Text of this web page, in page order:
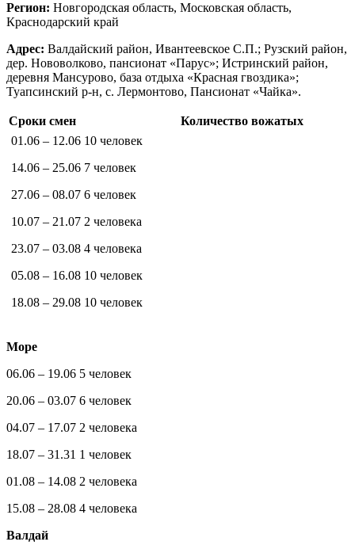
Регион: Новгородская область, Московская область,
Краснодарский край
Адрес: Валдайский район, Ивантеевское С.П.; Рузский район,
дер. Нововолково, пансионат «Парус»; Истринский район,
деревня Мансурово, база отдыха «Красная гвоздика»;
Туапсинский р-н, с. Лермонтово, Пансионат «Чайка».
Сроки смен
Количество вожатых
01.06 – 12.06
14.06 – 25.06
27.06 – 08.07
10.07 – 21.07
23.07 – 03.08
05.08 – 16.08
18.08 – 29.08
10 человек
7 человек
6 человек
2 человека
4 человека
10 человек
10 человек
Море
06.06 – 19.06 5 человек
20.06 – 03.07 6 человек
04.07 – 17.07 2 человека
18.07 – 31.31 1 человек
01.08 – 14.08 2 человека
15.08 – 28.08 4 человека
Валдай